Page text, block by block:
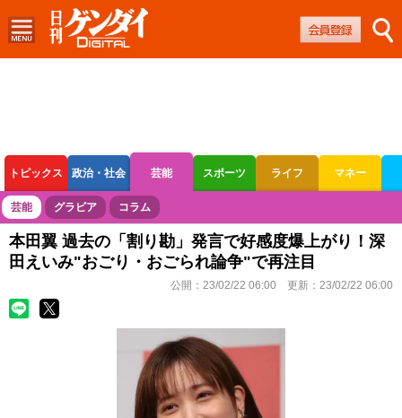
トピックス 政治・社会 芸能 スポーツ ライフ マネー
ボートレース 競輪 オートレース
芸能 グラビア コラム
本田翼 過去の「割り勘」発言で好感度爆上がり！深
田えいみ"おごり・おごられ論争"で再注目
公開： 23/02/22 06:00 更新： 23/02/22 06:00